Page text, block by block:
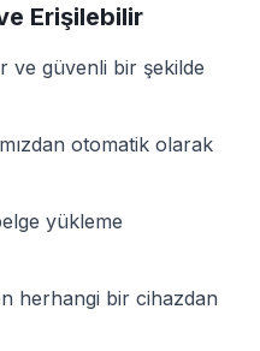
Erişilebilir
ve güvenli bir şekilde
otomatik olarak
yükleme
herhangi bir cihazdan